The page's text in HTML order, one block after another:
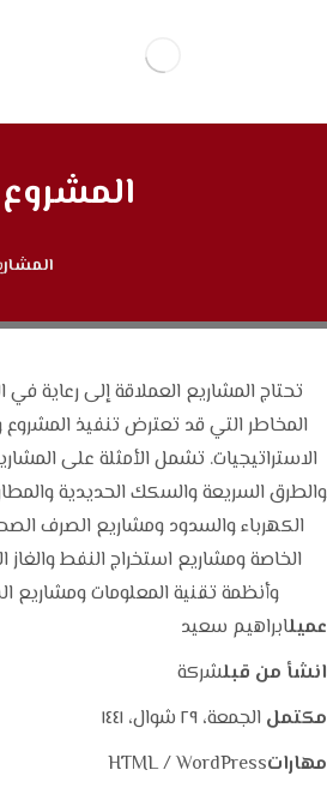
المشروع ١
تحتاج المشاريع العملاقة إلى رعاية في
المخاطر التي قد تعترض تنفيذ
الاستراتيجيات. تشمل الأمثلة على
والطرق السريعة والسكك الحديدية
الكهرباء والسدود ومشاريع الصرف
الخاصة ومشاريع استخراج النفط والغاز
وأنظمة تقنية المعلومات ومشاريع
عميلابراهيم سعيد
انشأ من قبلشركة
مكتمل الجمعة، ٢٩ شوال، ١٤٤١
مهاراتHTML / WordPress